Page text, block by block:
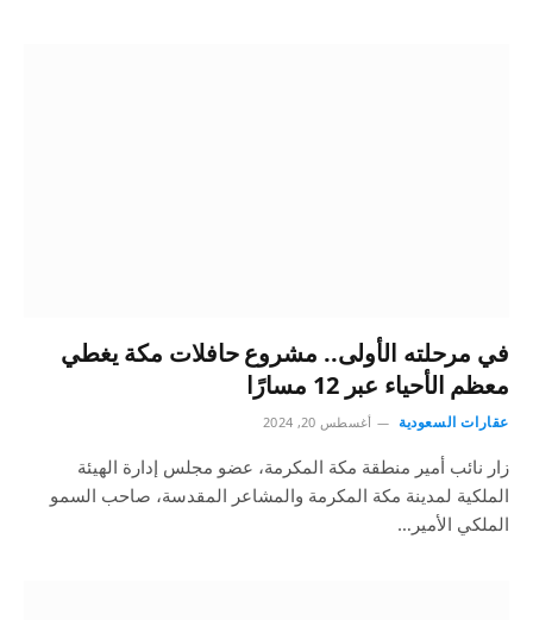
في مرحلته الأولى.. مشروع حافلات مكة يغطي
معظم الأحياء عبر 12 مسارًا
عقارات السعودية أغسطس 20, 2024
زار نائب أمير منطقة مكة المكرمة، عضو مجلس إدارة الهيئة
الملكية لمدينة مكة المكرمة والمشاعر المقدسة، صاحب السمو
الملكي الأمير…